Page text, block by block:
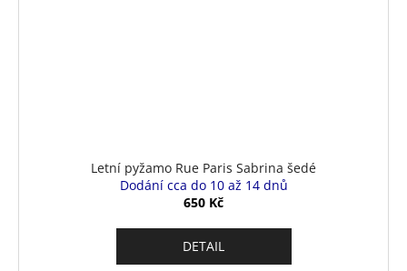
Letní pyžamo Rue Paris Sabrina šedé
Dodání cca do 10 až 14 dnů
650 Kč
DETAIL